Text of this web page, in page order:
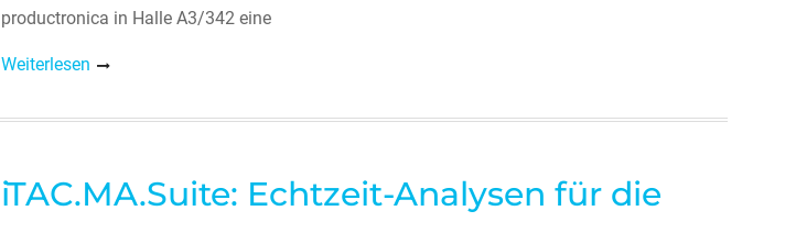
productronica in Halle A3/342 eine
Weiterlesen
iTAC.MA.Suite: Echtzeit-Analysen für die